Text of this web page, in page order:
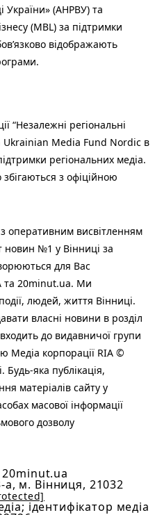
України» (АНРВУ) та
(MBL) за підтримки
відображають
“Незалежні регіональні
Ukrainian Media Fund Nordic в
регіональних медіа.
з офіційною
оперативним висвітленням
новин №1 у Вінниці за
для Вас
та 20minut.ua. Ми
людей, життя Вінниці.
власні новини в розділ
до видавничої групи
Медіа корпорації RIA ©
Будь-яка публiкацiя,
матеріалів сайту у
масової інформації
дозволу
м. Вінниця, 21032
ідентифікатор медіа